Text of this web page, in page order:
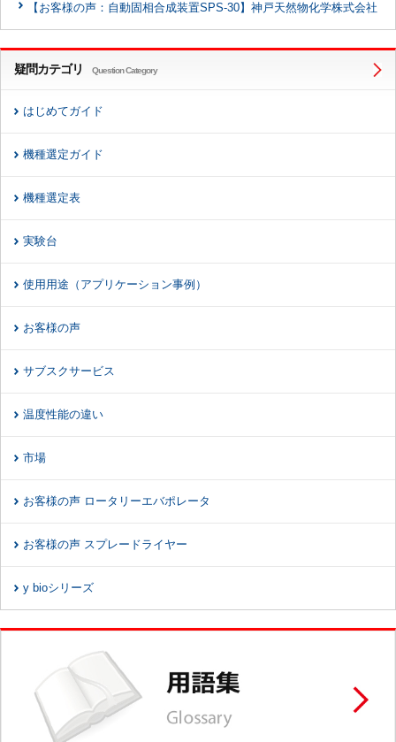
【お客様の声：自動固相合成装置SPS-30】神戸天然物化学株式会社
疑問カテゴリ Question Category
はじめてガイド
機種選定ガイド
機種選定表
実験台
使用用途（アプリケーション事例）
お客様の声
サブスクサービス
温度性能の違い
市場
お客様の声 ロータリーエバポレータ
お客様の声 スプレードライヤー
y bioシリーズ